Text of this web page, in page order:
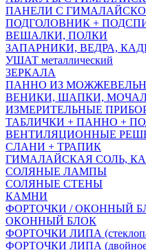
ПАНЕЛИ С
ПОДГОЛОВНИК +
ВЕШАЛКИ, ПОЛКИ
ЗАПАРНИКИ, ВЕДРА,
УШАТ металлический
ЗЕРКАЛА
ПАННО ИЗ
ВЕНИКИ, ШАПКИ,
ИЗМЕРИТЕЛЬНЫЕ
ТАБЛИЧКИ + ПАННО +
ВЕНТИЛЯЦИОННЫЕ
СЛАНИ + ТРАПИК
ГИМАЛАЙСКАЯ СОЛЬ,
СОЛЯНЫЕ ЛАМПЫ
СОЛЯНЫЕ СТЕНЫ
КАМНИ
ФОРТОЧКИ / ОКОННЫЙ
ОКОННЫЙ БЛОК
ФОРТОЧКИ ЛИПА
ФОРТОЧКИ ЛИПА (двойное